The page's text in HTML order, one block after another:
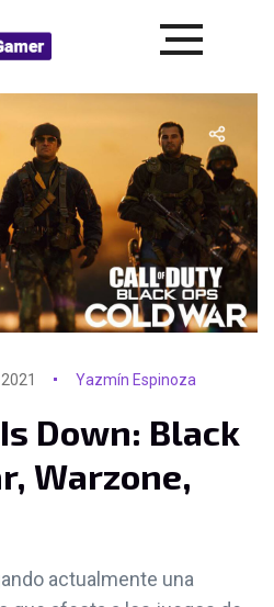
Yazmín Espinoza
Down: Black
Warzone,
actualmente una